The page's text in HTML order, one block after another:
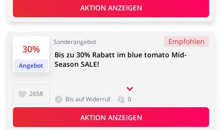
AKTION ANZEIGEN
30%
Angebot
Sonderangebot Empfohlen
2658
Bis zu 30% Rabatt im blue tomato Mid-
Season SALE!
Bis auf Widerruf 0
AKTION ANZEIGEN